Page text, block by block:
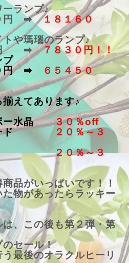
ランプ♪
円 ➡１８１６０
や瑪瑙のランプ♪
➡７８３０円！！
プ
円 ➡
６５４５０
えてあります♪
ボー水晶３０％off
オード ２０％～３
ター２０％～３
品がいっぱいです！！
物があったらラッキー
、この後も第２弾・第
のセール！
最後のオラクルヒーリ